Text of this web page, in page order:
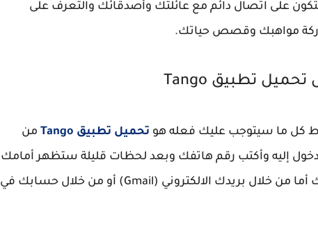
على اتصال دائم مع عائلتك وأصدقائك والتعرف على
مواهبك وقصص حياتك.
تحميل تطبيق Tango
كل ما سيتوجب عليك فعله هو تحميل تطبيق Tango من
إليه وأكتب رقم هاتفك وبعد لحظات قليلة ستظهر أمامك
من خلال بريدك الالكتروني (Gmail) أو من خلال حسابك في